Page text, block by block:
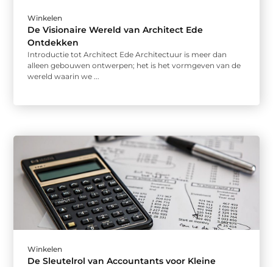
Winkelen
De Visionaire Wereld van Architect Ede
Ontdekken
Introductie tot Architect Ede Architectuur is meer dan
alleen gebouwen ontwerpen; het is het vormgeven van de
wereld waarin we ...
Winkelen
De Sleutelrol van Accountants voor Kleine